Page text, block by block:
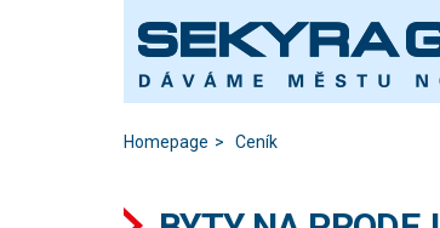
Homepage Ceník